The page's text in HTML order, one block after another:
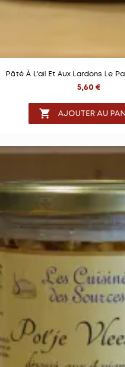
Pâté À L'ail Et Aux Lardons Le
5,60 €
 AJOUTER AU